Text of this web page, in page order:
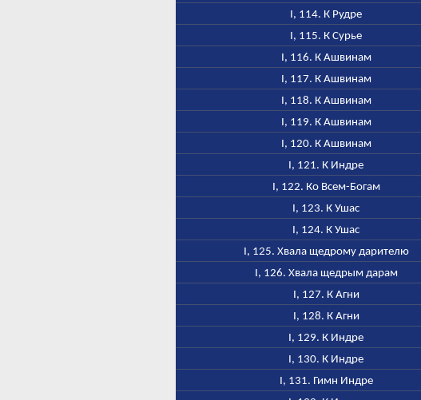
I, 114. К Рудре
I, 115. К Сурье
I, 116. К Ашвинам
I, 117. К Ашвинам
I, 118. К Ашвинам
I, 119. К Ашвинам
I, 120. К Ашвинам
I, 121. К Индре
I, 122. Ко Всем-Богам
I, 123. К Ушас
I, 124. К Ушас
I, 125. Хвала щедрому дарителю
I, 126. Хвала щедрым дарам
I, 127. К Агни
I, 128. К Агни
I, 129. К Индре
I, 130. К Индре
I, 131. Гимн Индре